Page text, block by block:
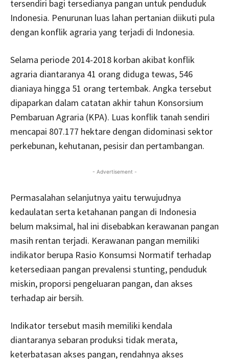
tersendiri bagi tersedianya pangan untuk penduduk
Indonesia. Penurunan luas lahan pertanian diikuti pula
dengan konflik agraria yang terjadi di Indonesia.
Selama periode 2014-2018 korban akibat konflik
agraria diantaranya 41 orang diduga tewas, 546
dianiaya hingga 51 orang tertembak. Angka tersebut
dipaparkan dalam catatan akhir tahun Konsorsium
Pembaruan Agraria (KPA). Luas konflik tanah sendiri
mencapai 807.177 hektare dengan didominasi sektor
perkebunan, kehutanan, pesisir dan pertambangan.
- Advertisement -
Permasalahan selanjutnya yaitu terwujudnya
kedaulatan serta ketahanan pangan di Indonesia
belum maksimal, hal ini disebabkan kerawanan pangan
masih rentan terjadi. Kerawanan pangan memiliki
indikator berupa Rasio Konsumsi Normatif terhadap
ketersediaan pangan prevalensi stunting, penduduk
miskin, proporsi pengeluaran pangan, dan akses
terhadap air bersih.
Indikator tersebut masih memiliki kendala
diantaranya sebaran produksi tidak merata,
keterbatasan akses pangan, rendahnya akses